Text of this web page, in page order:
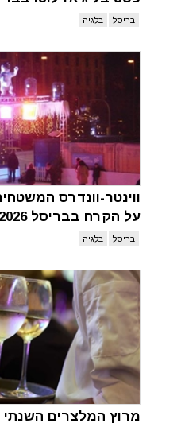
בריסל בלגיה
ווינטר-וונדרס
על הקרח בבריסל 2026
בריסל בלגיה
מרוץ המלצרים